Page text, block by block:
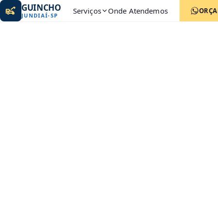
GUINCHO
JUNDIAÍ-SP Serviços Onde Atendemos